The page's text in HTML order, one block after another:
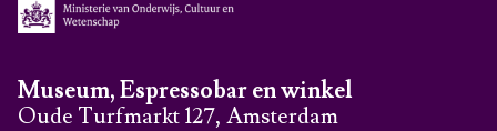
Museum, Espressobar en winkel
Oude Turfmarkt 127, Amsterdam